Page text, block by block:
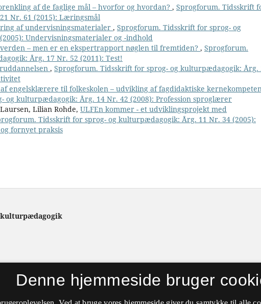
af de faglige mål – hvorfor og hvordan? , Sprogforum. Tidsskrift
Nr. 61 (2015): Læringsmål
af undervisningsmaterialer , Sprogforum. Tidsskrift for sprog- og
Undervisningsmaterialer og -indhold
– men er en ekspertrapport nøglen til fremtiden? , Sprogforum.
Årg. 17 Nr. 52 (2011): Test!
, Sprogforum. Tidsskrift for sprog- og kulturpædagogik: Årg.
engelsklærere til folkeskolen – udvikling af fagdidaktiske
og kulturpædagogik: Årg. 14 Nr. 42 (2008): Profession sproglærer
Lilian Rohde, ULFEn kommer - et udviklingsprojekt med
Tidsskrift for sprog- og kulturpædagogik: Årg. 11 Nr. 34 (2005):
fornyet praksis
Denne hjemmeside bruger